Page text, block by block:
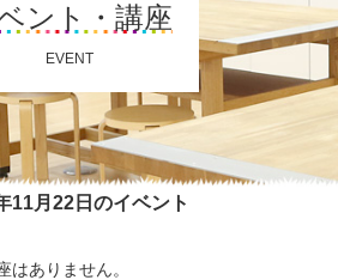
ント・講座
EVENT
11月22日のイベント
はありません。